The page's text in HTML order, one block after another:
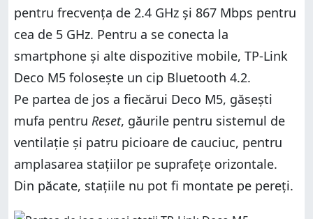
pentru frecvența de 2.4 GHz și 867 Mbps pentru
cea de 5 GHz. Pentru a se conecta la
smartphone și alte dispozitive mobile, TP-Link
Deco M5 folosește un cip Bluetooth 4.2.
Pe partea de jos a fiecărui Deco M5, găsești
mufa pentru Reset, găurile pentru sistemul de
ventilație și patru picioare de cauciuc, pentru
amplasarea stațiilor pe suprafețe orizontale.
Din păcate, stațiile nu pot fi montate pe pereți.